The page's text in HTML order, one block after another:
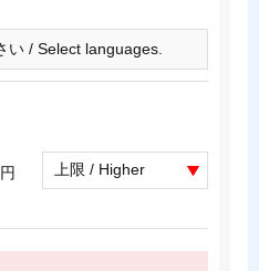
い / Select languages.